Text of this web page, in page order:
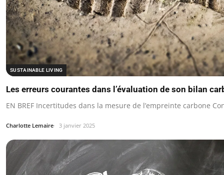
SUSTAINABLE LIVING
Les erreurs courantes dans l’évaluation de son bilan
EN BREF Incertitudes dans la mesure de l’empreinte carbone
Charlotte Lemaire 3 janvier 2025